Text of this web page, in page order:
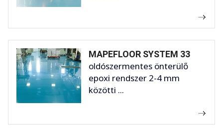
MAPEFLOOR SYSTEM 33
oldószermentes önterülő
epoxi rendszer 2-4 mm
közötti ...